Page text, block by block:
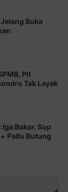
Buka
Plt
Tak Layak
Bakar, Sop
Pallu Butung